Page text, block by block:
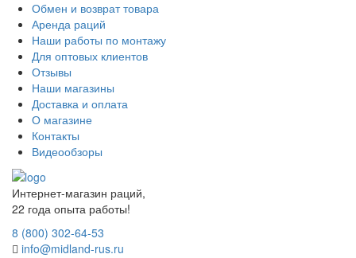
Обмен и возврат товара
Аренда раций
Наши работы по монтажу
Для оптовых клиентов
Отзывы
Наши магазины
Доставка и оплата
О магазине
Контакты
Видеообзоры
Интернет-магазин раций,
22 года опыта работы!
8 (800) 302-64-53
info@midland-rus.ru